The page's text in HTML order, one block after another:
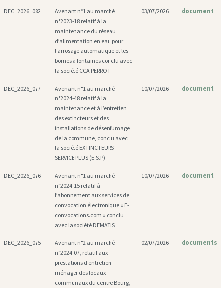
DEC_2026_082
Avenant n°1 au marché
n°2023-18 relatif à la
maintenance du réseau
d’alimentation en eau pour
l’arrosage automatique et les
bornes à fontaines conclu avec
la société CCA PERROT
03/07/2026 document
DEC_2026_077
Avenant n°1 au marché
n°2024-48 relatif à la
maintenance et à l’entretien
des extincteurs et des
installations de désenfumage
de la commune, conclu avec
la société EXTINCTEURS
SERVICE PLUS (E.S.P)
10/07/2026 document
DEC_2026_076
Avenant n°1 au marché
n°2024-15 relatif à
l’abonnement aux services de
convocation électronique « E-
convocations.com » conclu
avec la société DEMATIS
10/07/2026 document
DEC_2026_075
Avenant n°2 au marché
n°2024-07, relatif aux
prestations d’entretien
ménager des locaux
communaux du centre Bourg,
02/07/2026 documents